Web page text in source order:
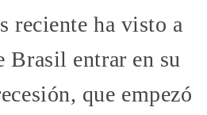
reciente ha visto a
Brasil entrar en su
que empezó